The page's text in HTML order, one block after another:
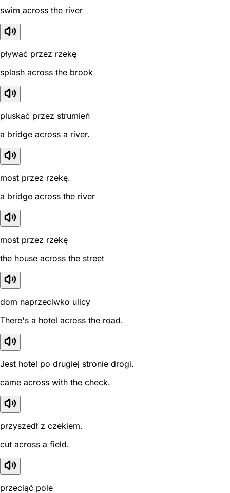
swim across the river
pływać przez rzekę
splash across the brook
pluskać przez strumień
a bridge across a river.
most przez rzekę.
a bridge across the river
most przez rzekę
the house across the street
dom naprzeciwko ulicy
There's a hotel across the road.
Jest hotel po drugiej stronie drogi.
came across with the check.
przyszedł z czekiem.
cut across a field.
przeciąć pole